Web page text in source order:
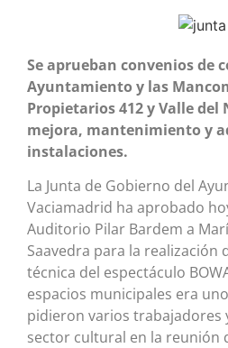
Se aprueban convenios de
Ayuntamiento y las
Propietarios 412 y Valle del
mejora, mantenimiento y
instalaciones.
La Junta de Gobierno del
Vaciamadrid ha aprobado
Auditorio Pilar Bardem a
Saavedra para la realización
técnica del espectáculo
espacios municipales era
pidieron varios trabajadores
sector cultural en la reunión